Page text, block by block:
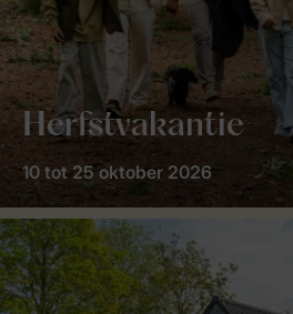
Herfstvakantie
10 tot 25 oktober 2026